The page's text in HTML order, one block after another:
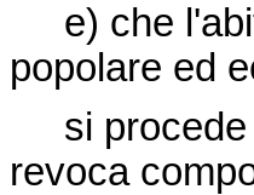
e) che
popolare ed
si procede
revoca